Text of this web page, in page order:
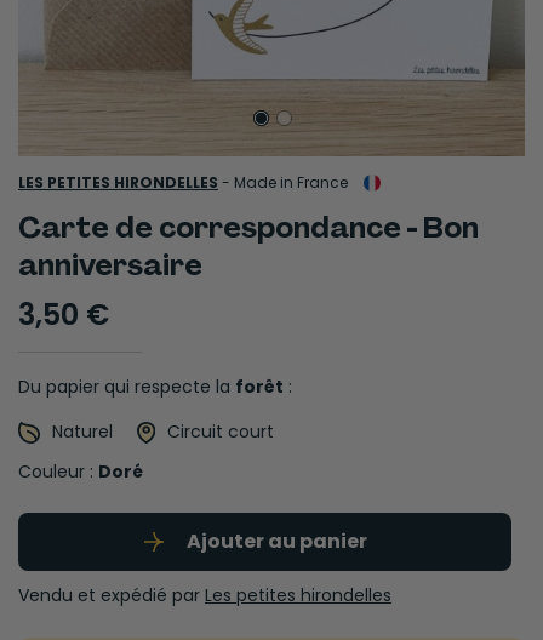
LES PETITES HIRONDELLES - Made in France
Carte de correspondance - Bon
anniversaire
3,50 €
Du papier qui respecte la forêt :
Naturel
Circuit court
Couleur : Doré
Ajouter au panier
Vendu et expédié par Les petites hirondelles